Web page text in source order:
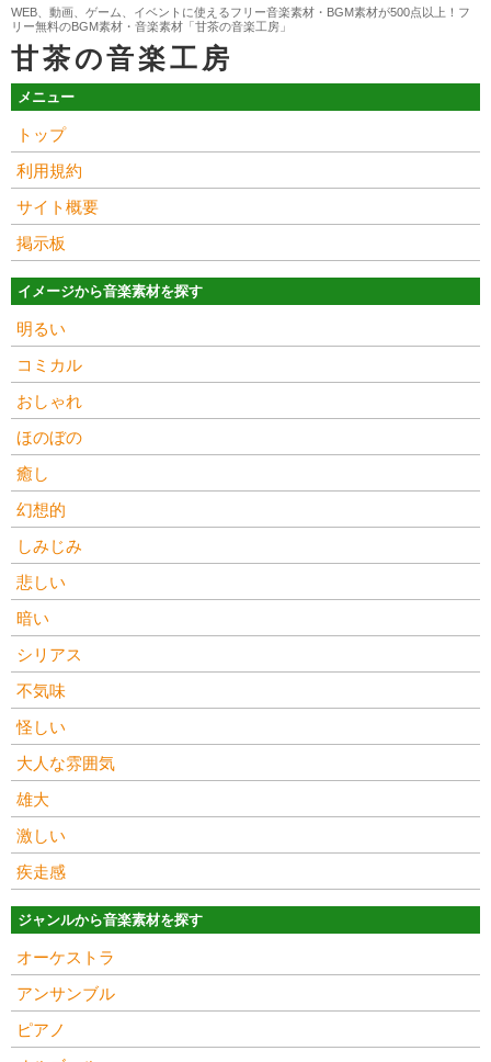
WEB、動画、ゲーム、イベントに使えるフリー音楽素材・BGM素材が500点以上！フ
リー無料のBGM素材・音楽素材「甘茶の音楽工房」
甘茶の音楽工房
メニュー
トップ
利用規約
サイト概要
掲示板
イメージから音楽素材を探す
明るい
コミカル
おしゃれ
ほのぼの
癒し
幻想的
しみじみ
悲しい
暗い
シリアス
不気味
怪しい
大人な雰囲気
雄大
激しい
疾走感
ジャンルから音楽素材を探す
オーケストラ
アンサンブル
ピアノ